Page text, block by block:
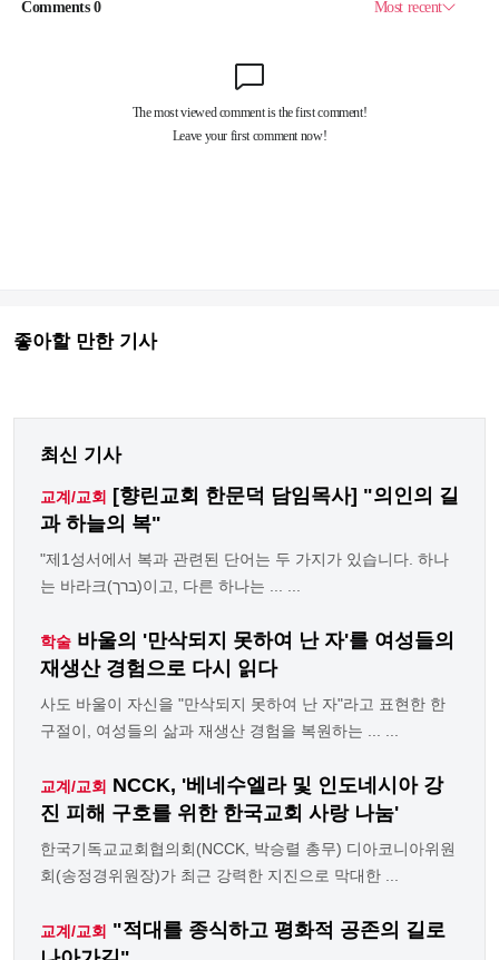
좋아할 만한 기사
최신 기사
교계/교회 [향린교회 한문덕 담임목사] "의인의 길
과 하늘의 복"
"제1성서에서 복과 관련된 단어는 두 가지가 있습니다. 하나
는 바라크(ברך)이고, 다른 하나는 ... ...
학술 바울의 '만삭되지 못하여 난 자'를 여성들의
재생산 경험으로 다시 읽다
사도 바울이 자신을 "만삭되지 못하여 난 자"라고 표현한 한
구절이, 여성들의 삶과 재생산 경험을 복원하는 ... ...
교계/교회 NCCK, '베네수엘라 및 인도네시아 강
진 피해 구호를 위한 한국교회 사랑 나눔'
한국기독교교회협의회(NCCK, 박승렬 총무) 디아코니아위원
회(송정경위원장)가 최근 강력한 지진으로 막대한 ...
교계/교회 "적대를 종식하고 평화적 공존의 길로